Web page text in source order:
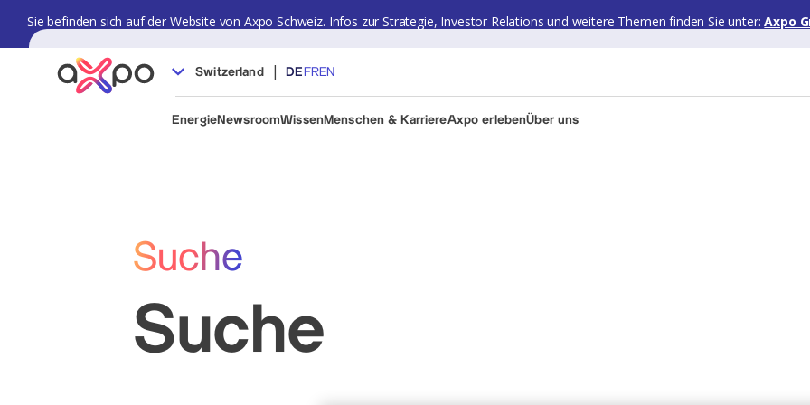
Sie befinden sich auf der Website von Axpo Schweiz. Infos zur Strategie, Investor Relations und weitere Themen finden Sie unter: Axpo
Switzerland | DE FREN
EnergieNewsroomWissenMenschen & KarriereAxpo erlebenÜber uns
Suche
Suche